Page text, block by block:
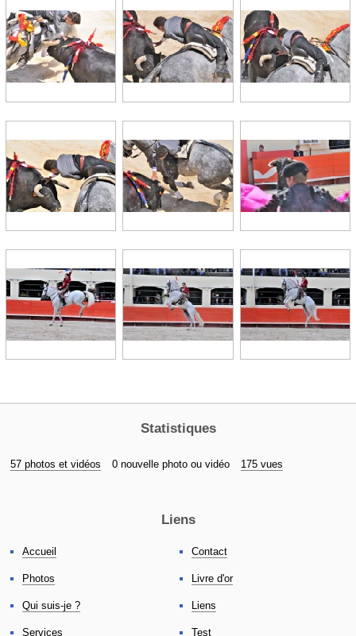
Statistiques
57 photos et vidéos 0 nouvelle photo ou vidéo 175 vues
Liens
Accueil
Photos
Qui suis-je ?
Services
Contact
Livre d'or
Liens
Test